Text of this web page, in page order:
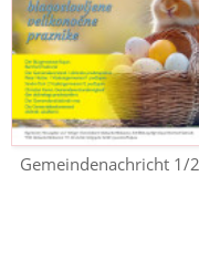
Gemeindenachricht 1/